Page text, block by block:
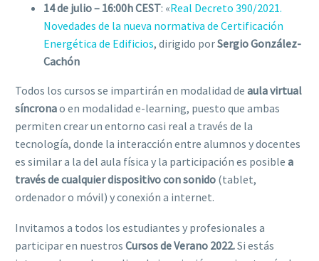
14 de julio – 16:00h CEST: «Real Decreto 390/2021.
Novedades de la nueva normativa de Certificación
Energética de Edificios, dirigido porSergio González-
Cachón
Todos los cursos se impartirán en modalidad de aula virtual
síncronao en modalidad e-learning, puesto que ambas
permiten crear un entorno casi real a través de la
tecnología, donde la interacción entre alumnos y docentes
es similar a la del aula física y la participación es posible a
través de cualquier dispositivo con sonido (tablet,
ordenador o móvil) y conexión a internet.
Invitamos a todos los estudiantes y profesionales a
participar en nuestros Cursos de Verano 2022.Si estás